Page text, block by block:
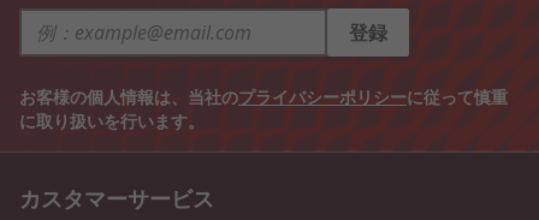
登録
お客様の個人情報は、当社のプライバシーポリシーに従って慎重
に取り扱いを行います。
カスタマーサービス